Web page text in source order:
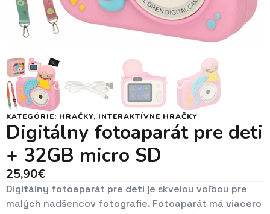
KATEGÓRIE: HRAČKY, INTERAKTÍVNE HRAČKY
Digitálny fotoaparát pre deti
+ 32GB micro SD
25,90€
Digitálny fotoaparát pre deti je skvelou voľbou pre
malých nadšencov fotografie. Fotoaparát má viacero